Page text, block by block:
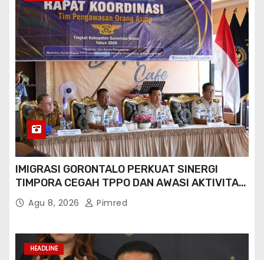
IMIGRASI GORONTALO PERKUAT SINERGI
TIMPORA CEGAH TPPO DAN AWASI AKTIVITAS
ORANG ASING DI GORONTALO UTARA
Agu 8, 2026 Pimred
HEADLINE